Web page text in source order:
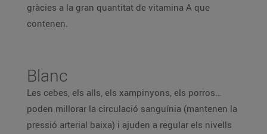
gràcies a la gran quantitat de vitamina A que
contenen.
Blanc
Les cebes, els alls, els xampinyons, els porros…
poden millorar la circulació sanguínia (mantenen la
pressió arterial baixa) i ajuden a regular els nivells